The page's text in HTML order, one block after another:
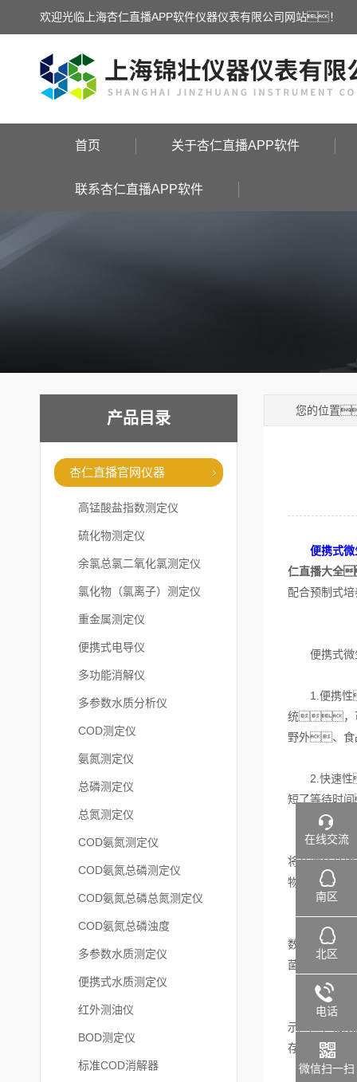
欢迎光临上海杏仁直播APP软件仪器仪表有限公司网站！
首页 关于杏仁直播APP软件
联系杏仁直播APP软件
产品目录
杏仁直播官网仪器
高锰酸盐指数测定仪
硫化物测定仪
余氯总氯二氧化氯测定仪
氯化物（氯离子）测定仪
重金属测定仪
便携式电导仪
多功能消解仪
多参数水质分析仪
COD测定仪
氨氮测定仪
总磷测定仪
总氮测定仪
COD氨氮测定仪
COD氨氮总磷测定仪
COD氨氮总磷总氮测定仪
COD氨氮总磷浊度
多参数水质测定仪
便携式水质测定仪
红外测油仪
BOD测定仪
标准COD消解器
您的位置
便携式
仁直播大
配合预制式
便携式微
1.便携性
统，可
野外、
2.快速性
短了等待时
3.简便易
将待测样品
物检测
数量、
菌的检测
5.数据可视
示，帮助
存档，
在线交流
南区
北区
电话
微信扫一扫